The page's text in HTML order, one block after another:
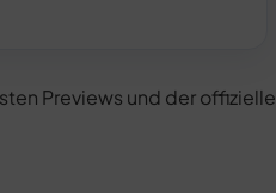
Previews und der offizielle